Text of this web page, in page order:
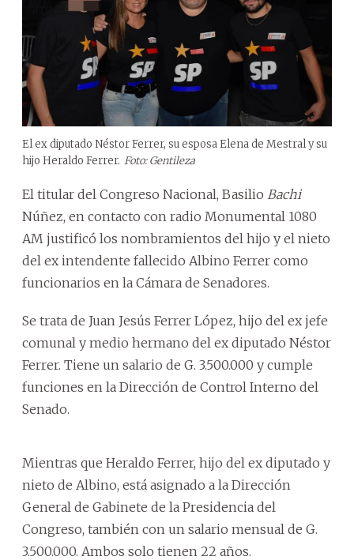
El ex diputado Néstor Ferrer, su esposa Elena de Mestral y su
hijo Heraldo Ferrer. Foto: Gentileza
El titular del Congreso Nacional, Basilio Bachi
Núñez, en contacto con radio Monumental 1080
AM justificó los nombramientos del hijo y el nieto
del ex intendente fallecido Albino Ferrer como
funcionarios en la Cámara de Senadores.
Se trata de Juan Jesús Ferrer López, hijo del ex jefe
comunal y medio hermano del ex diputado Néstor
Ferrer. Tiene un salario de G. 3.500.000 y cumple
funciones en la Dirección de Control Interno del
Senado.
Mientras que Heraldo Ferrer, hijo del ex diputado y
nieto de Albino, está asignado a la Dirección
General de Gabinete de la Presidencia del
Congreso, también con un salario mensual de G.
3.500.000. Ambos solo tienen 22 años.